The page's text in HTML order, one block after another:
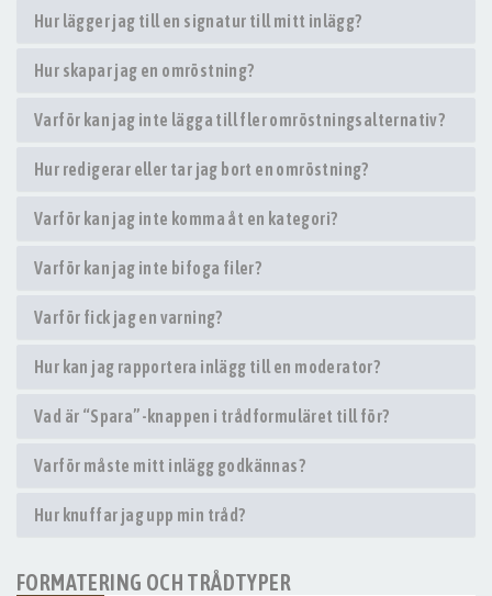
Hur lägger jag till en signatur till mitt inlägg?
Hur skapar jag en omröstning?
Varför kan jag inte lägga till fler omröstningsalternativ?
Hur redigerar eller tar jag bort en omröstning?
Varför kan jag inte komma åt en kategori?
Varför kan jag inte bifoga filer?
Varför fick jag en varning?
Hur kan jag rapportera inlägg till en moderator?
Vad är “Spara”-knappen i trådformuläret till för?
Varför måste mitt inlägg godkännas?
Hur knuffar jag upp min tråd?
FORMATERING OCH TRÅDTYPER